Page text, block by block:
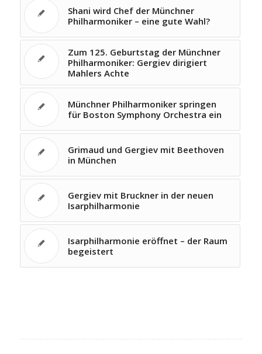
Shani wird Chef der Münchner
Philharmoniker – eine gute Wahl?
Zum 125. Geburtstag der Münchner
Philharmoniker: Gergiev dirigiert
Mahlers Achte
Münchner Philharmoniker springen
für Boston Symphony Orchestra ein ­
Grimaud und Gergiev mit Beethoven
in München
Gergiev mit Bruckner in der neuen
Isarphilharmonie
Isarphilharmonie eröffnet – der Raum
begeistert